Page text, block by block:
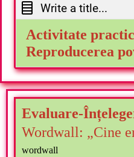
Write a title...
Activitate
Reproducerea
Evaluare-
Wordwall: „Cine
wordwall